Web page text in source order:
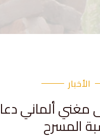
الأخبار
ألماني دعا
المسرح